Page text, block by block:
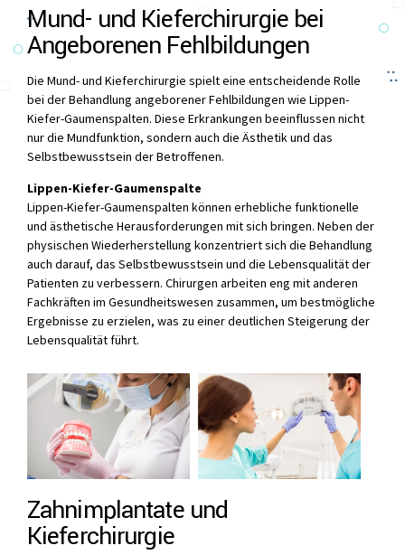
Mund- und Kieferchirurgie bei
Angeborenen Fehlbildungen
Die Mund- und Kieferchirurgie spielt eine entscheidende Rolle
bei der Behandlung angeborener Fehlbildungen wie Lippen-
Kiefer-Gaumenspalten. Diese Erkrankungen beeinflussen nicht
nur die Mundfunktion, sondern auch die Ästhetik und das
Selbstbewusstsein der Betroffenen.
Lippen-Kiefer-Gaumenspalte
Lippen-Kiefer-Gaumenspalten können erhebliche funktionelle
und ästhetische Herausforderungen mit sich bringen. Neben der
physischen Wiederherstellung konzentriert sich die Behandlung
auch darauf, das Selbstbewusstsein und die Lebensqualität der
Patienten zu verbessern. Chirurgen arbeiten eng mit anderen
Fachkräften im Gesundheitswesen zusammen, um bestmögliche
Ergebnisse zu erzielen, was zu einer deutlichen Steigerung der
Lebensqualität führt.
Zahnimplantate und
Kieferchirurgie